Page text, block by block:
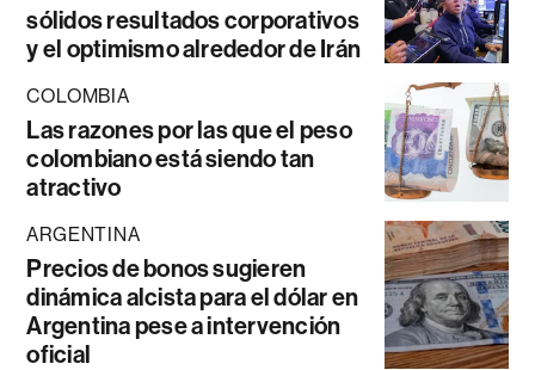
sólidos resultados corporativos
y el optimismo alrededor de Irán
COLOMBIA
Las razones por las que el peso
colombiano está siendo tan
atractivo
ARGENTINA
Precios de bonos sugieren
dinámica alcista para el dólar en
Argentina pese a intervención
oficial